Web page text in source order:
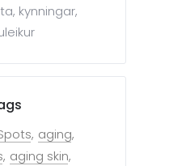
kynningar,
aging
aging skin